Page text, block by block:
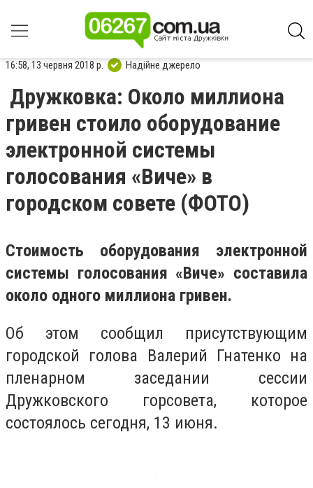
16:58, 13 червня 2018 р. Надійне джерело
Дружковка: Около миллиона
гривен стоило оборудование
электронной системы
голосования «Виче» в
городском совете (ФОТО)
Стоимость оборудования электронной
системы голосования «Виче» составила
около одного миллиона гривен.
Об этом сообщил присутствующим
городской голова Валерий Гнатенко на
пленарном заседании сессии
Дружковского горсовета, которое
состоялось сегодня, 13 июня.